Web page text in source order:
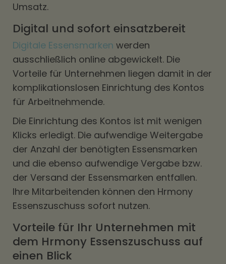
Umsatz.
Digital und sofort einsatzbereit
Digitale Essensmarken werden
ausschließlich online abgewickelt. Die
Vorteile für Unternehmen liegen damit in der
komplikationslosen Einrichtung des Kontos
für Arbeitnehmende.
Die Einrichtung des Kontos ist mit wenigen
Klicks erledigt. Die aufwendige Weitergabe
der Anzahl der benötigten Essensmarken
und die ebenso aufwendige Vergabe bzw.
der Versand der Essensmarken entfallen.
Ihre Mitarbeitenden können den Hrmony
Essenszuschuss sofort nutzen.
Vorteile für Ihr Unternehmen mit
dem Hrmony Essenszuschuss auf
einen Blick